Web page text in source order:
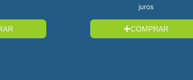
juros
COMPRAR